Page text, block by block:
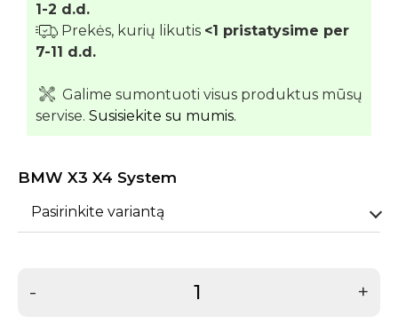
1-2 d.d.
Prekės, kurių likutis <1 pristatysime per
7-11 d.d.
Galime sumontuoti visus produktus mūsų
servise. Susisiekite su mumis.
BMW X3 X4 System
Pasirinkite variantą
- +